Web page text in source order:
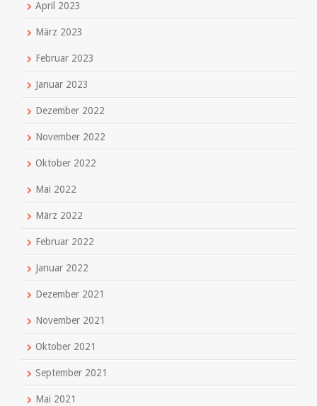
April 2023
März 2023
Februar 2023
Januar 2023
Dezember 2022
November 2022
Oktober 2022
Mai 2022
März 2022
Februar 2022
Januar 2022
Dezember 2021
November 2021
Oktober 2021
September 2021
Mai 2021